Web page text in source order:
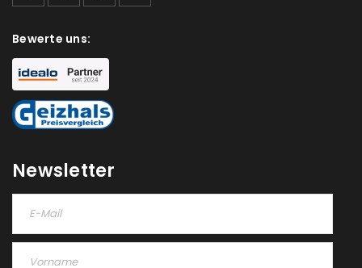
deine E-Mail-Adresse gesendet.
NEWSLETTER ABONNIEREN
Please select all the ways you would like to hear from
us
Ich stimme zu
Ja, ich möchte ein Kundenkonto eröffnen und
Bewerte uns:
Newsletter